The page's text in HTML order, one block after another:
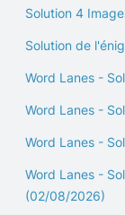
Solution 4
Solution de
Word Lanes -
Word Lanes -
Word Lanes -
Word Lanes -
(02/08/2026)